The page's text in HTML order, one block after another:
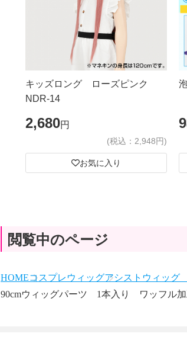
キッズロング ローズピンク
NDR-14
2,680円
(税込：2,948円)
お気に入り
閲覧中のページ
HOMEコスプレウィッグアシストウィッグ
90cmウィッグパーツ 1本入り ワッフル